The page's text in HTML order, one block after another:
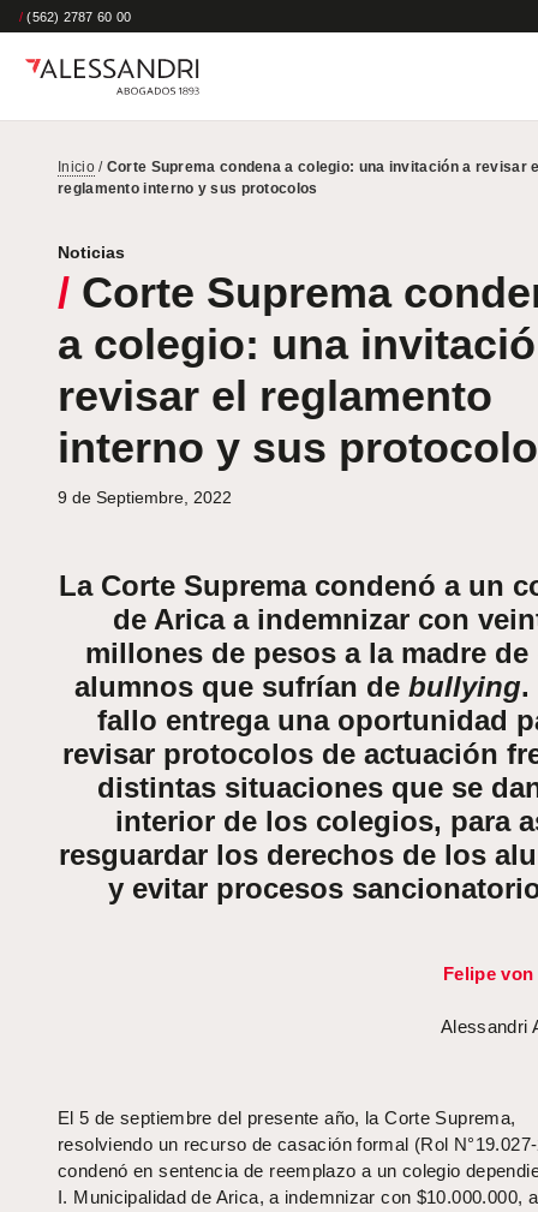
/ (562) 2787 60 00
Inicio/ Corte Suprema condena a colegio: una invitación a revisar
reglamento interno y sus protocolos
Noticias
/ Corte Suprema
a colegio: una
revisar el reglamento
interno y sus
9 de Septiembre, 2022
La Corte Suprema condenó a un
de Arica a indemnizar con
millones de pesos a la madre de
alumnos que sufrían de bullying.
fallo entrega una oportunidad
revisar protocolos de actuación
distintas situaciones que se
interior de los colegios, para
resguardar los derechos de los
y evitar procesos
Felipe
Alessandri
El 5 de septiembre del presente año, la Corte Suprema,
resolviendo un recurso de casación formal (Rol
condenó en sentencia de reemplazo a un colegio
I. Municipalidad de Arica, a indemnizar con $10.000.000,